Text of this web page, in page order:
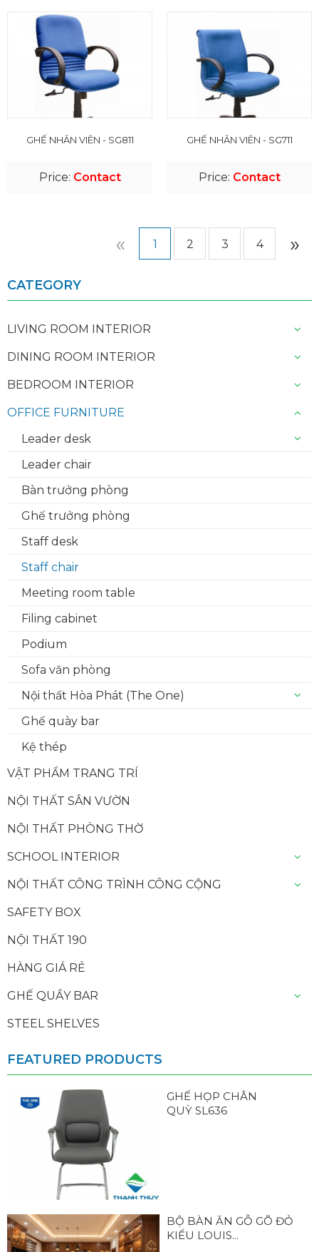
GHẾ NHÂN VIÊN - SG811
Price: Contact
GHẾ NHÂN VIÊN - SG711
Price: Contact
« 1 2 3 4 »
CATEGORY
LIVING ROOM INTERIOR
DINING ROOM INTERIOR
BEDROOM INTERIOR
OFFICE FURNITURE
Leader desk
Leader chair
Bàn trưởng phòng
Ghế trưởng phòng
Staff desk
Staff chair
Meeting room table
Filing cabinet
Podium
Sofa văn phòng
Nội thất Hòa Phát (The One)
Ghế quày bar
Kệ thép
VẬT PHẨM TRANG TRÍ
NỘI THẤT SÂN VƯỜN
NỘI THẤT PHÒNG THỜ
SCHOOL INTERIOR
NỘI THẤT CÔNG TRÌNH CÔNG CỘNG
SAFETY BOX
NỘI THẤT 190
HÀNG GIÁ RẺ
GHẾ QUẦY BAR
STEEL SHELVES
FEATURED PRODUCTS
GHẾ HỌP CHÂN
QUỲ SL636
BỘ BÀN ĂN GỖ GÕ ĐỎ
KIỂU LOUIS...